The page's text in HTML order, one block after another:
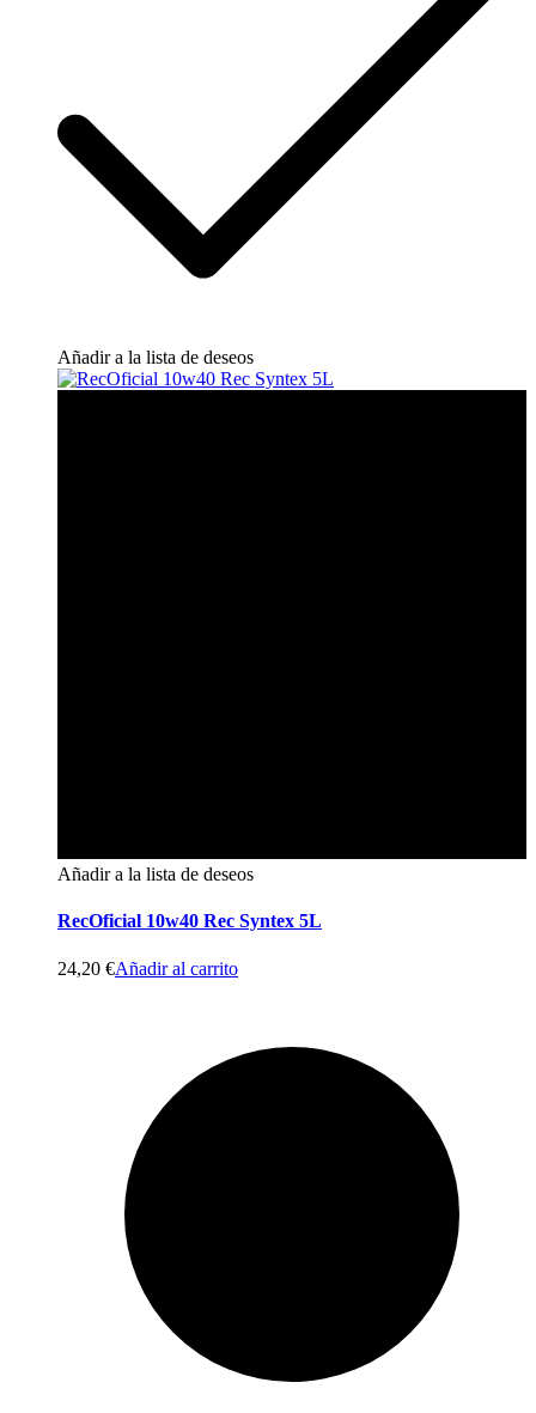
Añadir a la lista de deseos
Añadir a la lista de deseos
RecOficial 10w40 Rec Syntex 5L
24,20 €Añadir al carrito